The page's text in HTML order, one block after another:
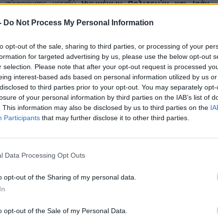
Do Not Process My Personal Information
opt-out of the sale, sharing to third parties, or processing of your
for targeted advertising by us, please use the below opt-out
selection. Please note that after your opt-out request is processed
interest-based ads based on personal information utilized by us
to third parties prior to your opt-out. You may separately
of your personal information by third parties on the IAB’s list of
This information may also be disclosed by us to third parties on the
Participants that may further disclose it to other third parties.
Data Processing Opt Outs
opt-out of the Sharing of my personal data.
opt-out of the Sale of my Personal Data.
σύγκρουσης μεταξύΗνωμένων Πολιτειών και Ιράν,
κατέληξαν σε κοινό πλαίσιο που προβλέπει άμεση
επιχειρήσεων. Σύμφωνα με όσα γνωστοποίησε, η
μέτωπα, συμπεριλαμβανομένου του
έχει προγραμματιστεί να πραγματοποιηθεί στη
πρωθυπουργός ευχαρίστησε δημόσια τοΚατάρ,
την Τουρκίαγια τον ρόλο που διαδραμάτισαν στις
Παρά τις ανακοινώσεις, μέχρι στιγμής δεν έχει υπάρξει
των ΗΠΑ και του Ιράν.
στη διεθνή ναυτιλιακή κοινότητα
αισιόδοξος για την έκβαση των συνομιλιών, αφήνοντας
ανακοίνωση. Σύμφωνα με όσα ανέφερε, το πλαίσιο που
τη δέσμευση της Τεχεράνης να
πρόεδρος επιβεβαίωσε τις πληροφορίες μέσω
Truth Social , αναφέροντας ότι προβλέπεται επίσης η